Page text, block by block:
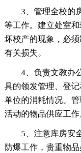
3、管理全校的
等工作。建立处室
坏校产的现象，必
有关损失。
4、负责文教办
具的领发管理、登
单位的消耗情况。
活动的物品供应工作
5、注意库房安
防爆工作，贵重物